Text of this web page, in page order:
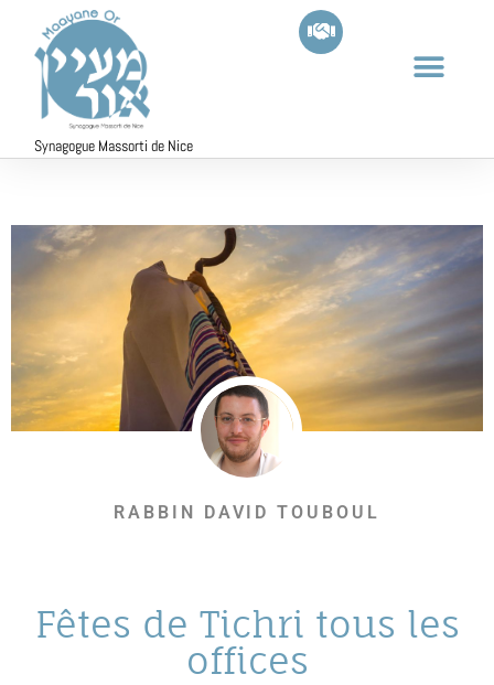
Synagogue Massorti de Nice
RABBIN DAVID TOUBOUL
Fêtes de Tichri tous les
offices